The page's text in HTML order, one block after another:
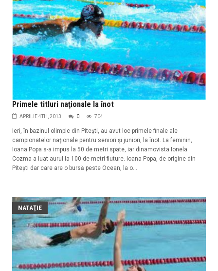
Primele titluri naţionale la înot
APRILIE 4TH, 2013 0 704
Ieri, în bazinul olimpic din Piteşti, au avut loc primele finale ale
campionatelor naţionale pentru seniori şi juniori, la înot. La feminin,
Ioana Popa s-a impus la 50 de metri spate, iar dinamovista Ionela
Cozma a luat aurul la 100 de metri fluture. Ioana Popa, de origine din
Piteşti dar care are o bursă peste Ocean, la o...
NATAŢIE